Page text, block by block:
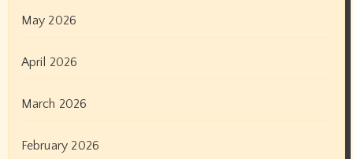
May 2026
April 2026
March 2026
February 2026